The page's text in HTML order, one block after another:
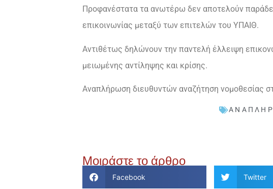
Προφανέστατα τα ανωτέρω δεν αποτελούν
επικοινωνίας μεταξύ των επιτελών του ΥΠΑΙΘ.
Αντιθέτως δηλώνουν την παντελή έλλειψη
μειωμένης αντίληψης και κρίσης.
Αναπλήρωση διευθυντών αναζήτηση νομοθεσίας
Μοιράστε το άρθρο
Facebook Twitter